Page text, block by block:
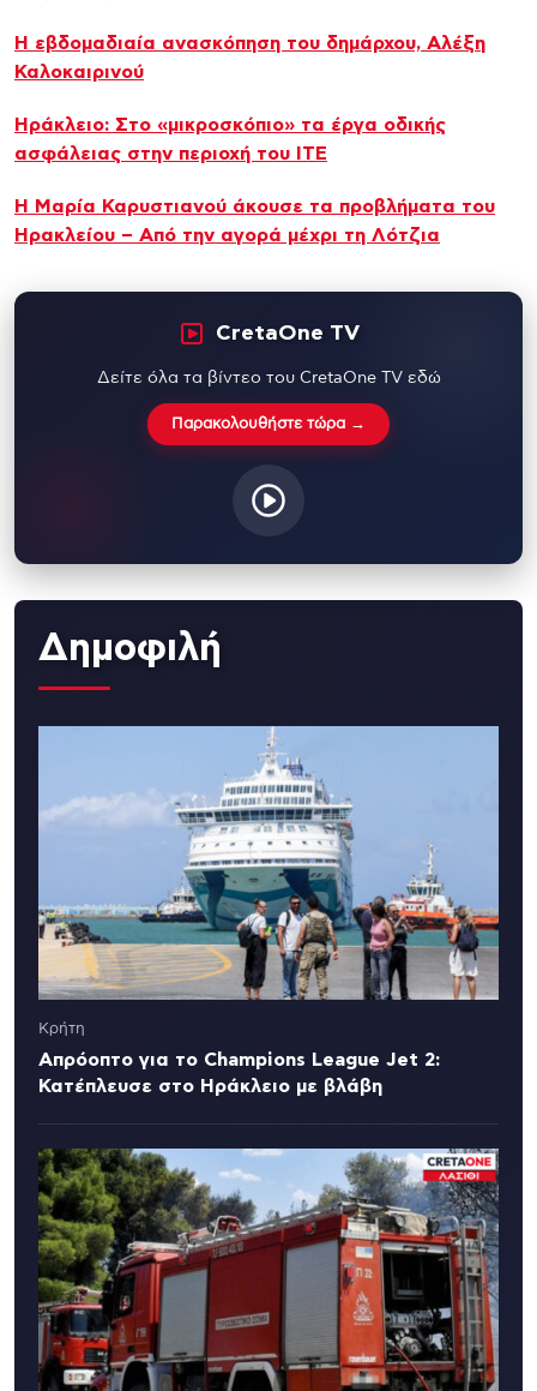
Η εβδομαδιαία ανασκόπηση του δημάρχου, Αλέξη
Καλοκαιρινού
Ηράκλειο: Στο «μικροσκόπιο» τα έργα οδικής
ασφάλειας στην περιοχή του ΙΤΕ
Η Μαρία Καρυστιανού άκουσε τα προβλήματα του
Ηρακλείου – Από την αγορά μέχρι τη Λότζια
CretaOne TV
Δείτε όλα τα βίντεο του CretaOne TV εδώ
Παρακολουθήστε τώρα →
Δημοφιλή
Κρήτη
Απρόοπτο για το Champions League Jet 2:
Κατέπλευσε στο Ηράκλειο με βλάβη